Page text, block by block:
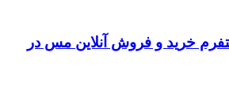
خرید و فروش آنلاین مس در